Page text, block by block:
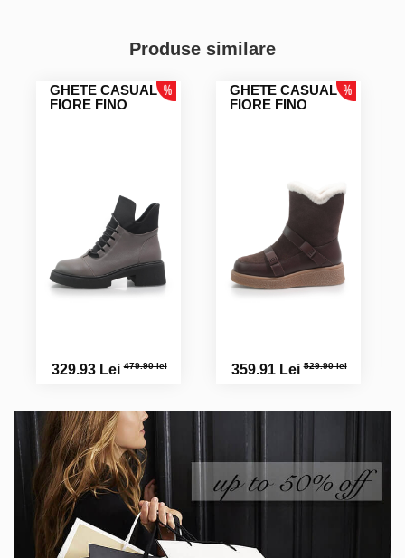
Produse similare
GHETE CASUAL
FIORE FINO
329.93 Lei479.90 lei
GHETE CASUAL
FIORE FINO
359.91 Lei529.90 lei